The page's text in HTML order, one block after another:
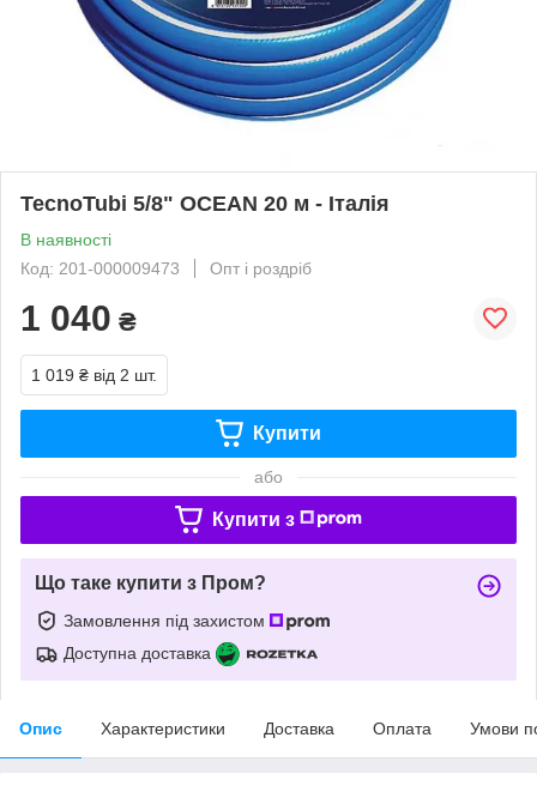
TecnoTubi 5/8" OCEAN 20 м - Італія
В наявності
Код: 201-000009473
Опт і роздріб
1 040 ₴
1 019 ₴ від 2 шт.
Купити
або
Купити з
Що таке купити з Пром?
Замовлення під захистом
Доступна доставка
Опис Характеристики Доставка Оплата Умови